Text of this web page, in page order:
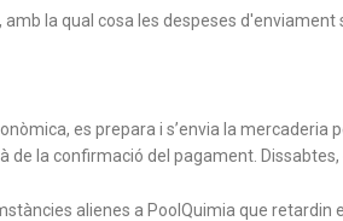
la qual cosa les despeses d'enviament
es prepara i s’envia la
de la confirmació del pagament.
alienes a PoolQuimia que